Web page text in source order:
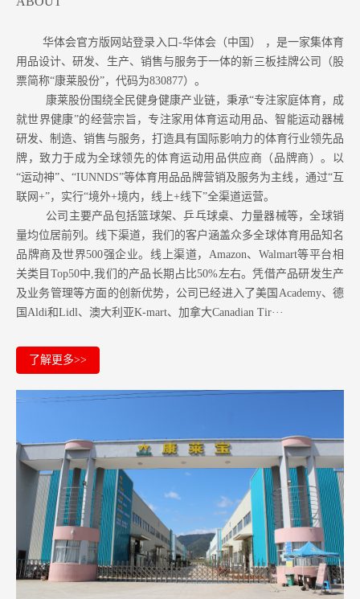
华体会官方版网站登录入口-华体会（中国） ，是一家集体育
用品设计、研发、生产、销售与服务于一体的新三板挂牌公司（股
票简称“康莱股份”，代码为830877）。
康莱股份围绕全民健身健康产业链，秉承“专注家庭体育，成
就世界健康”的经营宗旨，专注家用体育运动用品、智能运动器械
研发、制造、销售与服务，打造具有国际影响力的体育行业领先品
牌，致力于成为全球领先的体育运动用品供应商（品牌商）。以
“运动神”、“IUNNDS”等体育用品品牌营销及服务为主线，通过“互
联网+”，实行“境外+境内，线上+线下”全渠道运营。
公司主要产品包括篮球架、乒乓球桌、力量器械等，全球销
量均位居前列。 线下渠道，我们的客户涵盖众多全球体育用品知名
品牌商及世界500强企业。 线上渠道，Amazon、Walmart等平台相
关类目Top50中,我们的产品长期占比50%左右。凭借产品研发生产
及业务管理等方面的创新优势，公司已经进入了美国Academy、德
国Aldi和Lidl、澳大利亚K-mart、加拿大Canadian Tir···
了解更多>>